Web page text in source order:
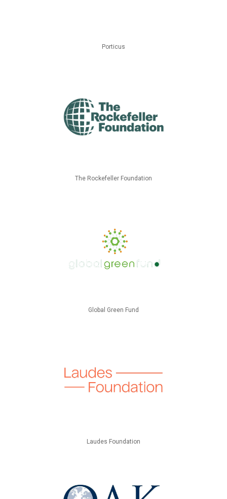
Porticus
The Rockefeller Foundation
Global Green Fund
Laudes Foundation